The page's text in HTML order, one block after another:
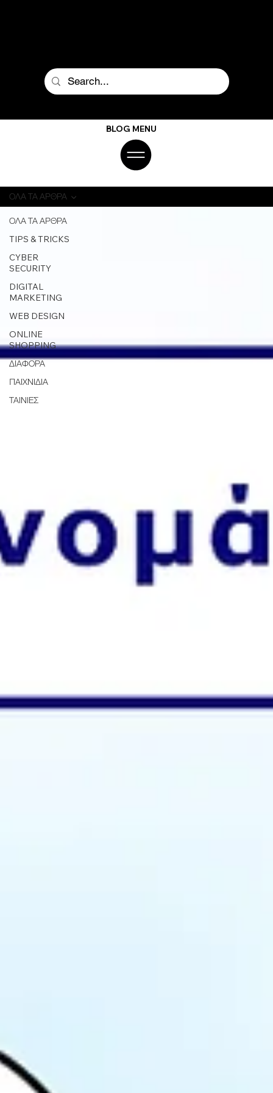
BLOG MENU
ΟΛΑ ΤΑ ΑΡΘΡΑ
TIPS & TRICKS
CYBER
SECURITY
DIGITAL
MARKETING
WEB DESIGN
ONLINE
SHOPPING
ΔΙΑΦΟΡΑ
ΠΑΙΧΝΙΔΙΑ
ΤΑΙΝΙΕΣ
ΟΛΑ ΤΑ ΑΡΘΡΑ